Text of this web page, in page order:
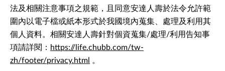
法及相關注意事項之規範，且同意安達人壽於法令允許範
圍內以電子檔或紙本形式於我國境內蒐集、處理及利用其
個人資料。相關安達人壽針對個資蒐集/處理/利用告知事
項請詳閱： https://life.chubb.com/tw-
zh/footer/privacy.html
。